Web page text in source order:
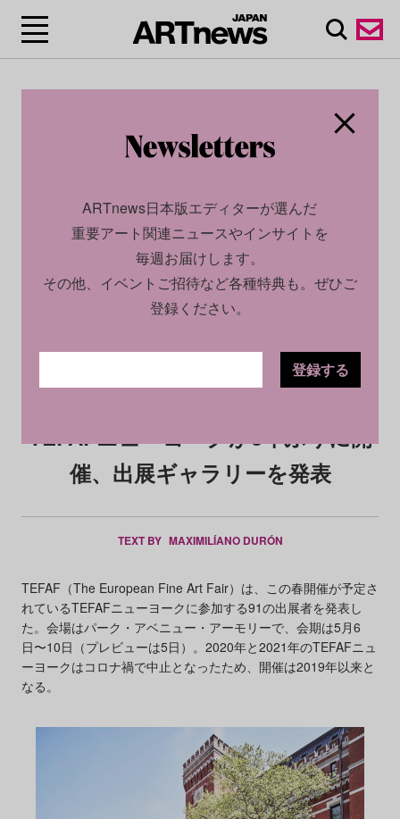
2022.03.11
TEFAFニューヨークが3年ぶりに開
催、出展ギャラリーを発表
TEXT BY MAXIMILÍANO DURÓN
TEFAF（The European Fine Art Fair）は、この春開催が予定さ
れているTEFAFニューヨークに参加する91の出展者を発表し
た。会場はパーク・アベニュー・アーモリーで、会期は5月6
日〜10日（プレビューは5日）。2020年と2021年のTEFAFニュ
ーヨークはコロナ禍で中止となったため、開催は2019年以来と
なる。
ARTnews日本版エディターが選んだ
重要アート関連ニュースやインサイトを
毎週お届けします。
その他、イベントご招待など各種特典も。ぜひご
登録ください。
登録する